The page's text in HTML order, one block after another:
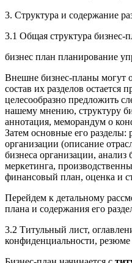
3. Структура и содержание
3.1 Общая структура бизнес-
бизнес план планирование
Внешне бизнес-планы могут
состав их разделов остается
целесообразно предложить
нашему мнению, структуру
аннотация, меморандум о
Затем основные его разделы:
организации (описание
бизнеса организации,
меркетинга,
финансовый план, оценка и
Перейдем к детальному
плана и содержания его
3.2 Титульный лист,
конфиденциальности, резюме